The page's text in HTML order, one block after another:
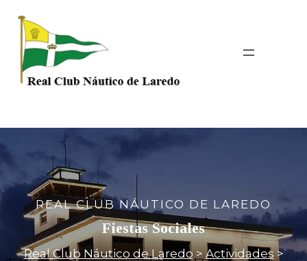
contenido
REAL CLUB NÁUTICO DE LAREDO
Fiestas Sociales
Real Club Náutico de Laredo >Actividades>